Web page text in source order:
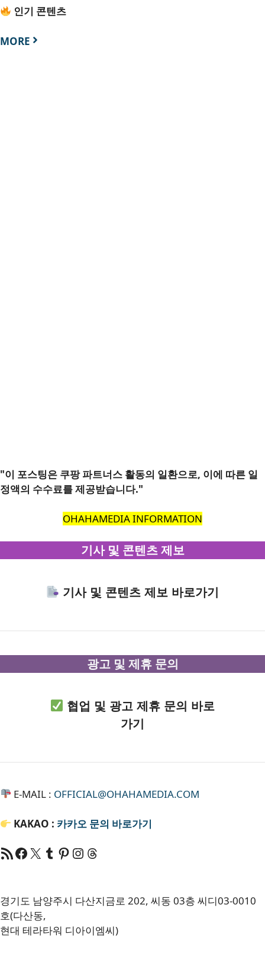
인기 콘텐츠
MORE
"이 포스팅은 쿠팡 파트너스 활동의 일환으로, 이에 따른 일
정액의 수수료를 제공받습니다."
OHAHAMEDIA INFORMATION
기사 및 콘텐츠 제보
기사 및 콘텐츠 제보 바로가기
광고 및 제휴 문의
협업 및 광고 제휴 문의 바로
가기
E-MAIL : OFFICIAL@OHAHAMEDIA.COM
KAKAO : 카카오 문의 바로가기
RSS 피드Facebook
X Tumblr
Pinterest
RSSThreads
경기도 남양주시 다산지금로 202, 씨동 03층 씨디03-0010
호(다산동,
현대 테라타워 디아이엠씨)